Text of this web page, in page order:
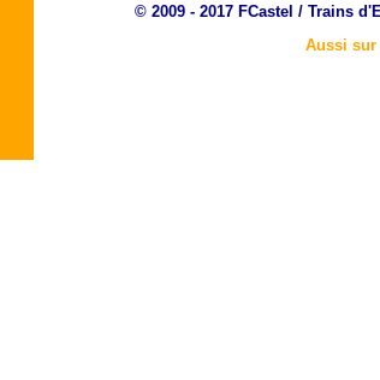
© 2009 - 2017 FCastel / Trains
Aussi sur